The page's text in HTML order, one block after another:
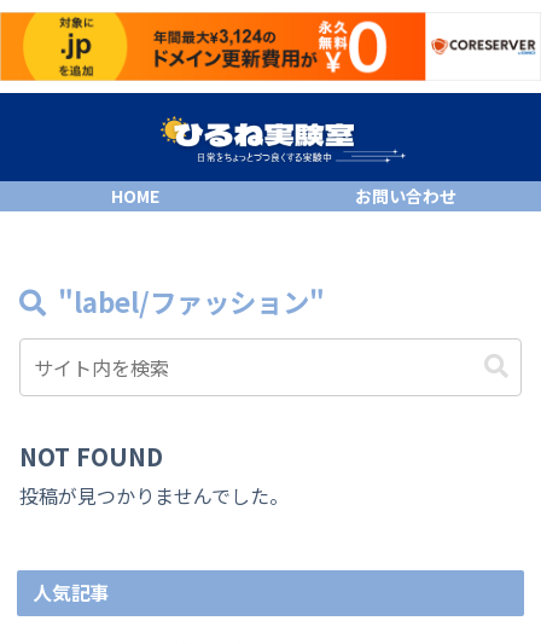
HOME お問い合わせ
"label/ファッション"
NOT FOUND
投稿が見つかりませんでした。
人気記事